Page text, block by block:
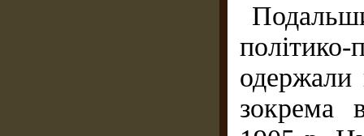
зокрема